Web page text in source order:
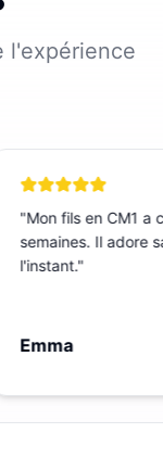
l'expérience
Mon fils en CM1 a
semaines. Il adore
l'instant."
Emma